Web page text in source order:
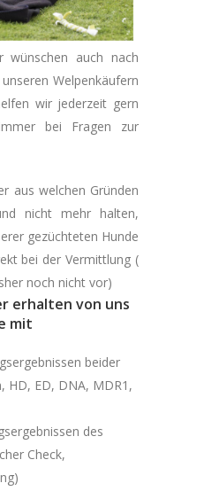
wünschen auch nach
Welpenkäufern
wir jederzeit gern
bei Fragen zur
aus welchen Gründen
nicht mehr halten,
gezüchteten Hunde
bei der Vermittlung (
noch nicht vor)
erhalten von uns
mit
beider
HD, ED, DNA, MDR1,
des
Check,